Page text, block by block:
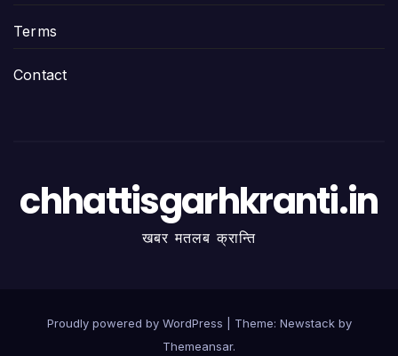
Terms
Contact
chhattisgarhkranti.in
खबर मतलब क्रान्ति
Proudly powered by WordPress Theme: Newstackby
Themeansar.